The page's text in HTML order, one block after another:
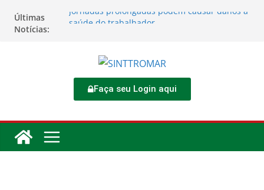
Últimas
Notícias:
Jornadas prolongadas podem causar danos à
saúde do trabalhador
corrige direitos de motoristas da
Transcocamar
dos trabalhadores
Faça seu Login aqui